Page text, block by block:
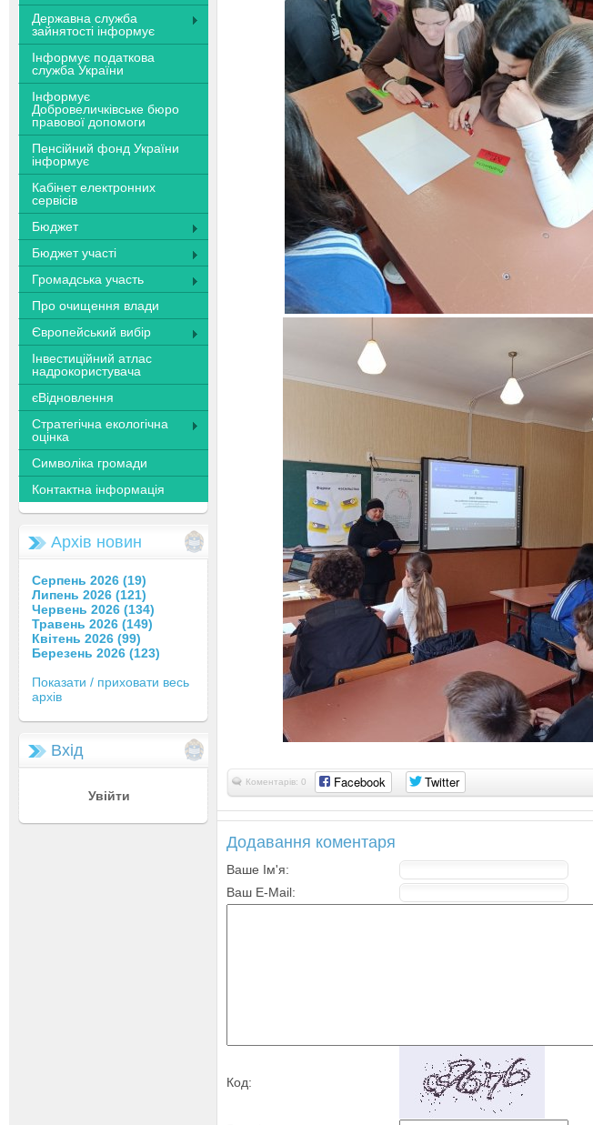
Державна служба
зайнятості інформує
Інформує податкова
служба України
Інформує
Добровеличківське бюро
правової допомоги
Пенсійний фонд України
інформує
Кабінет електронних
сервісів
Бюджет
Бюджет участі
Громадська участь
Про очищення влади
Європейський вибір
Інвестиційний атлас
надрокористувача
єВідновлення
Стратегічна екологічна
оцінка
Символіка громади
Контактна інформація
Архів новин
Серпень 2026 (19)
Липень 2026 (121)
Червень 2026 (134)
Травень 2026 (149)
Квітень 2026 (99)
Березень 2026 (123)
Показати / приховати весь
архів
Вхід
Увійти
Коментарів: 0 Facebook Twitter
Додавання коментаря
Ваше Ім'я:
Ваш E-Mail:
Код: